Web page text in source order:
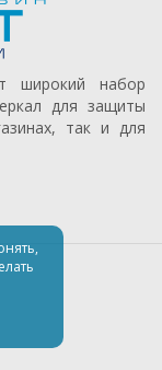
широкий набор
для защиты
так и для